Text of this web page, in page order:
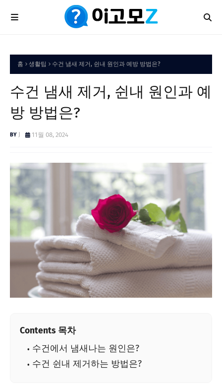
홈 생활팁 수건 냄새 제거, 쉰내 원인과 예방 방법은?
수건 냄새 제거, 쉰내 원인과 예
방 방법은?
J 11월 08, 2024
Contents 목차
수건에서 냄새나는 원인은?
수건 쉰내 제거하는 방법은?